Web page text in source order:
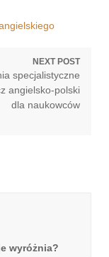
NEXT POST
specjalistyczne
angielsko-polski
dla naukowców
wyróżnia?